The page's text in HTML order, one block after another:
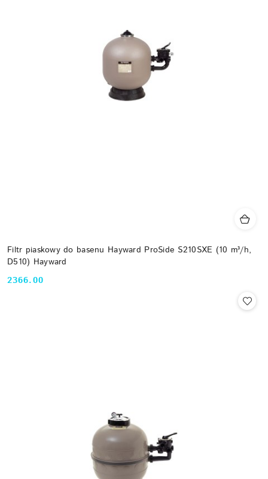
Filtr piaskowy do basenu Hayward ProSide S210SXE (10 m³/h,
D510) Hayward
Cena:
2366.00